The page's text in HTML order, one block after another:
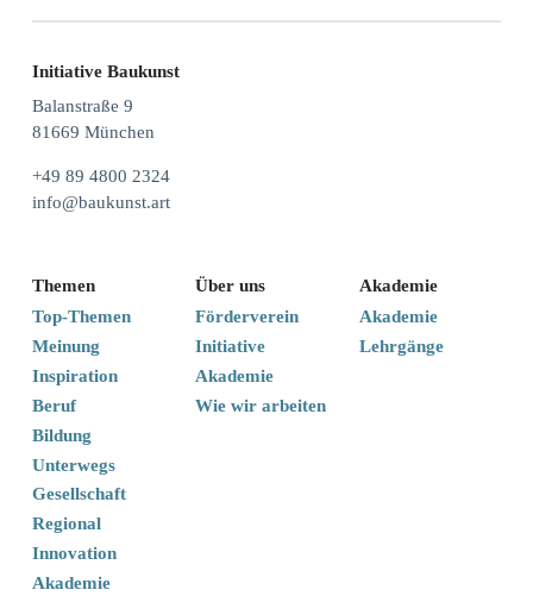
Initiative Baukunst
Balanstraße 9
81669 München
+49 89 4800 2324
info@baukunst.art
Themen
Top-Themen
Meinung
Inspiration
Beruf
Bildung
Unterwegs
Gesellschaft
Regional
Innovation
Akademie
Akademie
Akademie
Lehrgänge
Über uns
Förderverein
Initiative
Akademie
Wie wir arbeiten